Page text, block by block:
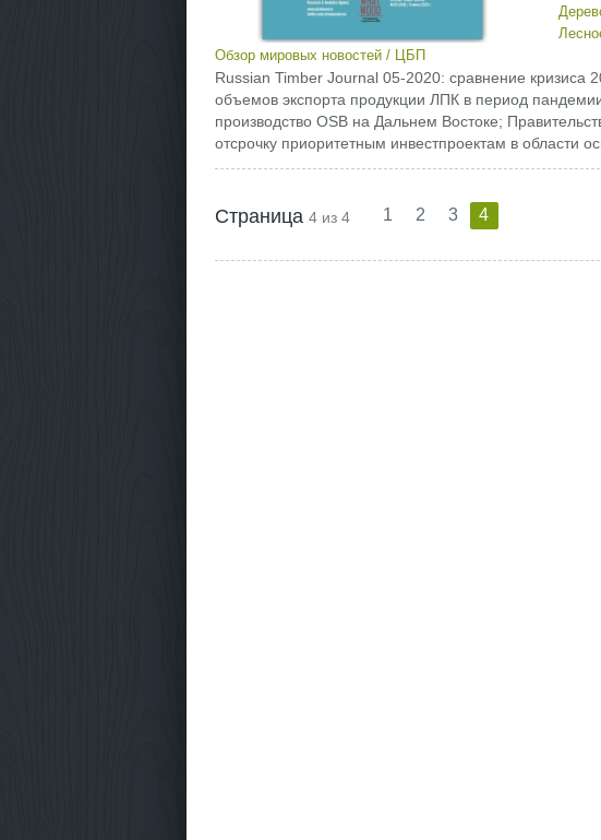
Обзор мировых новостей/ ЦБП
Russian Timber Journal 05-2020: сравнение кризиса
объемов экспорта продукции ЛПК в период
производство OSB на Дальнем Востоке;
отсрочку приоритетным инвестпроектам в области
Страница 4 из 4 1 2 3 4